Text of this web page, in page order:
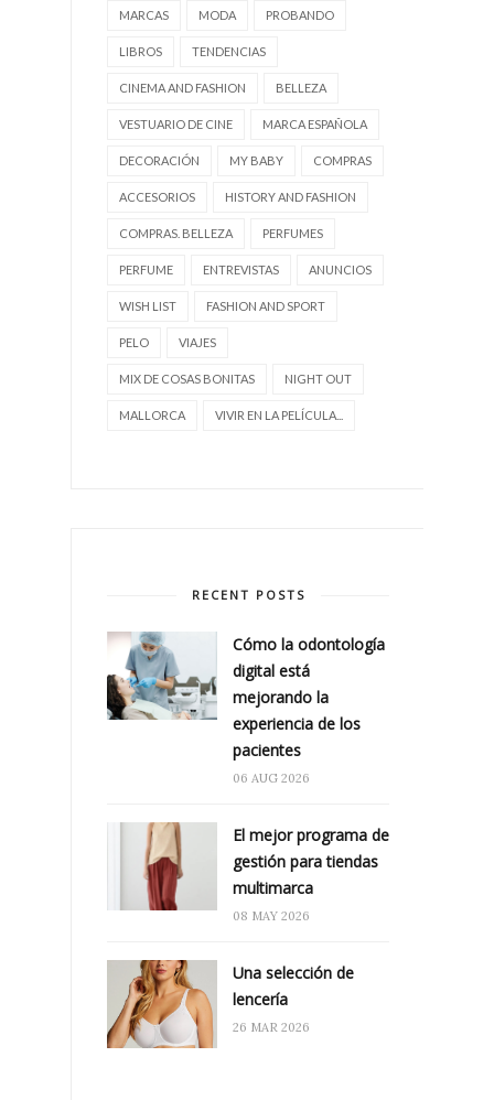
MARCAS MODA PROBANDO
LIBROS TENDENCIAS
CINEMA AND FASHION BELLEZA
VESTUARIO DE CINE MARCA ESPAÑOLA
DECORACIÓN MY BABY COMPRAS
ACCESORIOS HISTORY AND FASHION
COMPRAS. BELLEZA PERFUMES
PERFUME ENTREVISTAS ANUNCIOS
WISH LIST FASHION AND SPORT
PELO VIAJES
MIX DE COSAS BONITAS NIGHT OUT
MALLORCA VIVIR EN LA PELÍCULA...
RECENT POSTS
Cómo la odontología
digital está
mejorando la
experiencia de los
pacientes
06 AUG 2026
El mejor programa de
gestión para tiendas
multimarca
08 MAY 2026
Una selección de
lencería
26 MAR 2026